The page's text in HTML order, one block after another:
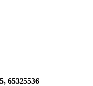
65325536